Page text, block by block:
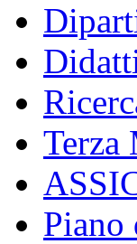
Terza
Piano